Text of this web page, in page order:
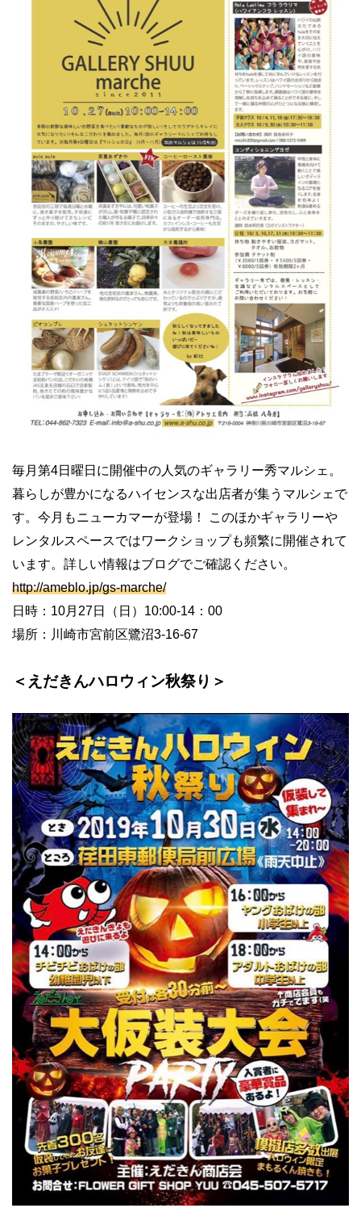
毎月第4日曜日に開催中の人気のギャラリー秀マルシェ。
暮らしが豊かになるハイセンスな出店者が集うマルシェで
す。今月もニューカマーが登場！ このほかギャラリーや
レンタルスペースではワークショップも頻繁に開催されて
います。詳しい情報はブログでご確認ください。
http://ameblo.jp/gs-marche/
日時：10月27日（日）10:00-14：00
場所：川崎市宮前区鷺沼3-16-67
＜えだきんハロウィン秋祭り＞